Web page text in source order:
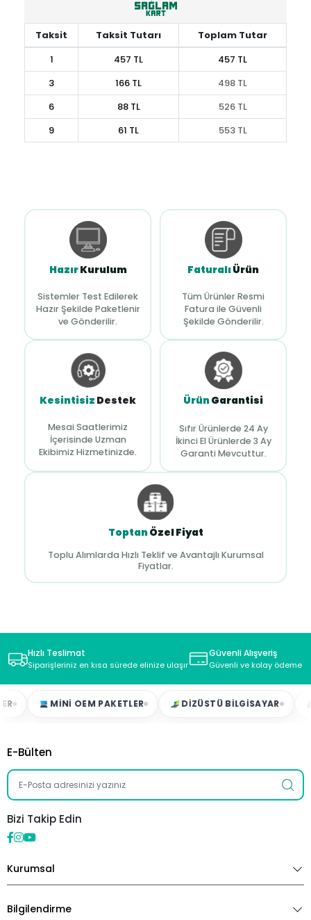
Taksit Taksit Tutarı
Toplam Tutar
1
457 TL
457 TL
3
166 TL
498 TL
6
88 TL
526 TL
9
61 TL 553 TL
HazırKurulum
Sistemler Test Edilerek
Hazır Şekilde Paketlenir
ve Gönderilir.
FaturalıÜrün
Tüm Ürünler Resmi
Fatura ile Güvenli
Şekilde Gönderilir.
Kesintisiz Destek
Mesai Saatlerimiz
İçerisinde Uzman
Ekibimiz Hizmetinizde.
ÜrünGarantisi
Sıfır Ürünlerde 24 Ay
İkinci El Ürünlerde 3 Ay
Garanti Mevcuttur.
ToptanÖzel Fiyat
Toplu Alımlarda Hızlı Teklif ve Avantajlı Kurumsal
Fiyatlar.
Hızlı Teslimat
Siparişleriniz en kısa sürede elinize ulaşır
Güvenli Alışveriş
Güvenli ve kolay ödeme
MINI OEM PAKETLER DIZÜSTÜ BILGISAYAR
E-Bülten
Bizi Takip Edin
Kurumsal
Bilgilendirme